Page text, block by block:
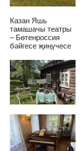
Казан Яшь
тамашачы театры
– Бөтенроссия
бәйгесе җиңүчесе